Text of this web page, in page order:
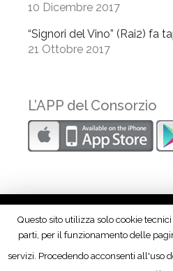
F
e
v
a
l
”
10 Dicembre 2017
“Signori del Vino” (Rai2) fa
21 Ottobre 2017
L’APP del Consorzio
Seguici su Facebook!
Questo sito utilizza solo cookie
parti, per il funzionamento delle
servizi. Procedendo acconsenti all'uso